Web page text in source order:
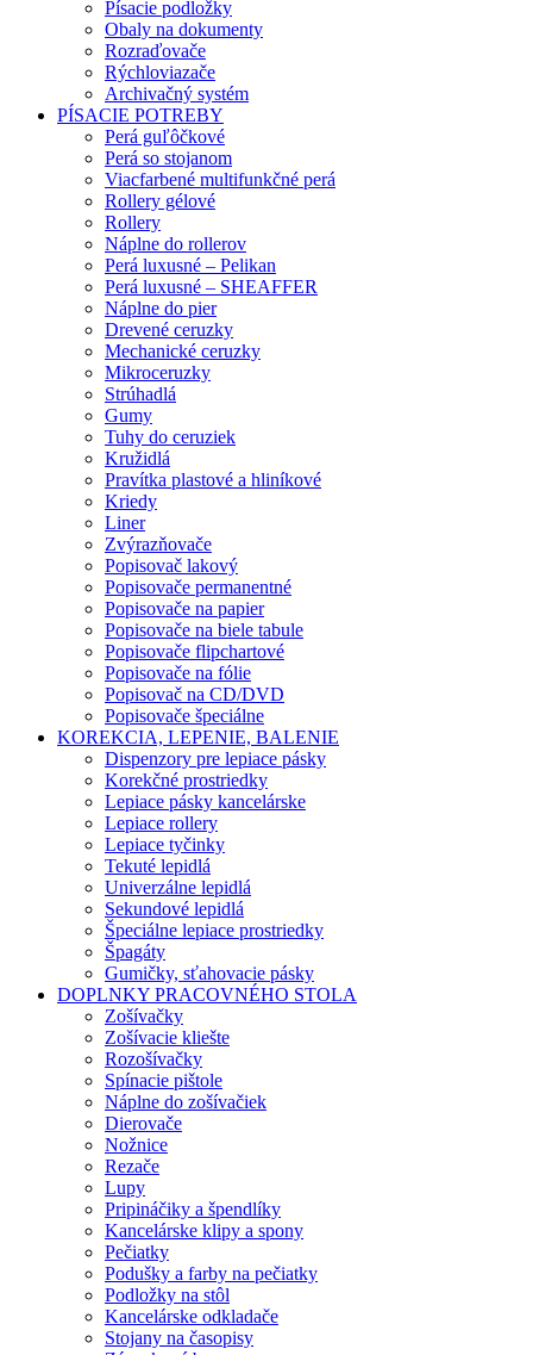
Písacie podložky
Obaly na dokumenty
Rozraďovače
Rýchloviazače
Archivačný systém
PÍSACIE POTREBY
Perá guľôčkové
Perá so stojanom
Viacfarbené multifunkčné perá
Rollery gélové
Rollery
Náplne do rollerov
Perá luxusné – Pelikan
Perá luxusné – SHEAFFER
Náplne do pier
Drevené ceruzky
Mechanické ceruzky
Mikroceruzky
Strúhadlá
Gumy
Tuhy do ceruziek
Kružidlá
Pravítka plastové a hliníkové
Kriedy
Liner
Zvýrazňovače
Popisovač lakový
Popisovače permanentné
Popisovače na papier
Popisovače na biele tabule
Popisovače flipchartové
Popisovače na fólie
Popisovač na CD/DVD
Popisovače špeciálne
KOREKCIA, LEPENIE, BALENIE
Dispenzory pre lepiace pásky
Korekčné prostriedky
Lepiace pásky kancelárske
Lepiace rollery
Lepiace tyčinky
Tekuté lepidlá
Univerzálne lepidlá
Sekundové lepidlá
Špeciálne lepiace prostriedky
Špagáty
Gumičky, sťahovacie pásky
DOPLNKY PRACOVNÉHO STOLA
Zošívačky
Zošívacie kliešte
Rozošívačky
Spínacie pištole
Náplne do zošívačiek
Dierovače
Nožnice
Rezače
Lupy
Pripináčiky a špendlíky
Kancelárske klipy a spony
Pečiatky
Podušky a farby na pečiatky
Podložky na stôl
Kancelárske odkladače
Stojany na časopisy